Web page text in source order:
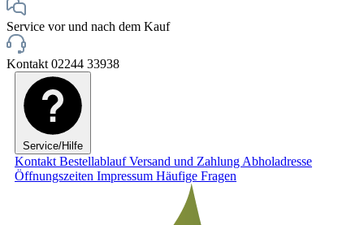
Service vor und nach dem Kauf
Kontakt 02244 33938
Service/Hilfe
Kontakt BestellablaufVersand und Zahlung Abholadresse
Öffnungszeiten Impressum Häufige Fragen